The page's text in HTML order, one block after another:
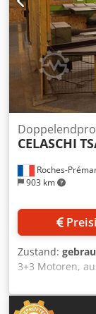
Roches-
903 km
CELASCHI
Zustand:
3+3 Motoren,
Ad Isrf